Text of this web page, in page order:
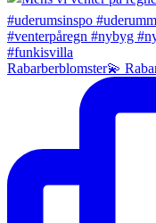
Rabarberblomster💫